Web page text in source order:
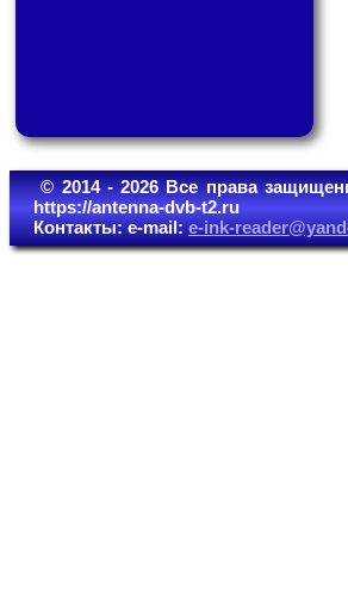
© 2014 - 2026 Все права
https://antenna-dvb-t2.ru
Контакты: e-mail:e-ink-